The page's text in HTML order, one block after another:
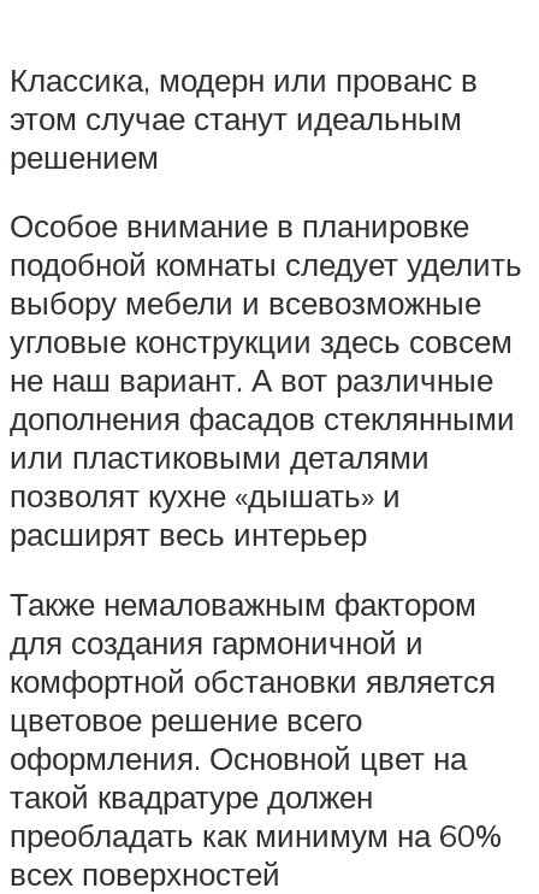
Классика, модерн или прованс в
этом случае станут идеальным
решением
Особое внимание в планировке
подобной комнаты следует уделить
выбору мебели и всевозможные
угловые конструкции здесь совсем
не наш вариант. А вот различные
дополнения фасадов стеклянными
или пластиковыми деталями
позволят кухне «дышать» и
расширят весь интерьер
Также немаловажным фактором
для создания гармоничной и
комфортной обстановки является
цветовое решение всего
оформления. Основной цвет на
такой квадратуре должен
преобладать как минимум на 60%
всех поверхностей